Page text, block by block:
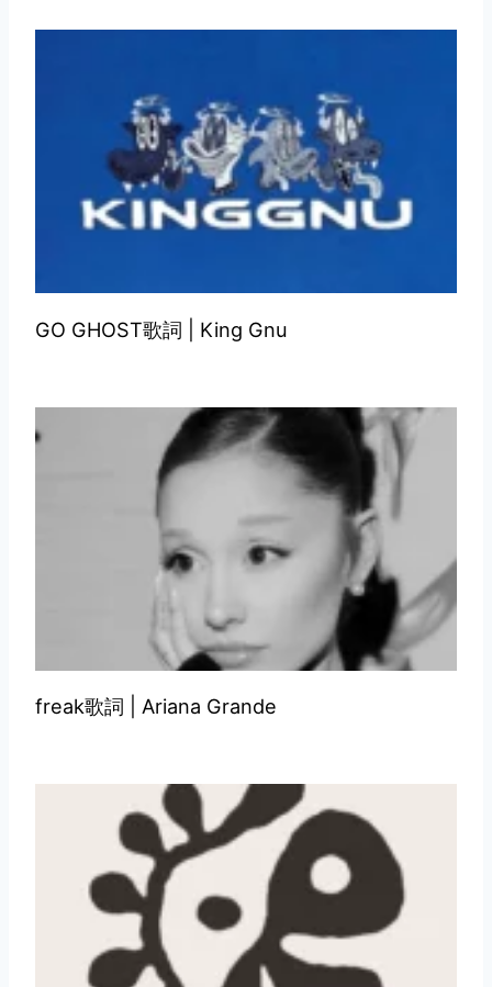
GO GHOST歌詞 | King Gnu
freak歌詞 | Ariana Grande